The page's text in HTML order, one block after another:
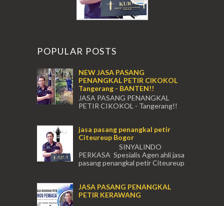
POPULAR POSTS
NEW JASA PASANG
PENANGKAL PETIR CIKOKOL
Tangerang - BANTEN!!
JASA PASANG PENANGKAL
PETIR CIKOKOL - Tangerang!!
CIKOKOL TANGERANG ...
jasa pasang penangkal petir
Citeureup Bogor
SINYALINDO
PERKASA Spesialis Agen ahli jasa
pasang penangkal petir Citeureup
JASA PASANG PENANGKAL
PETIR KERAWANG